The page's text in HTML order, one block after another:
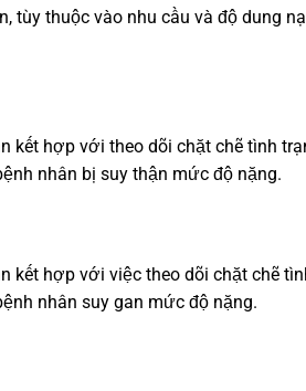
tùy thuộc vào nhu cầu và độ dung
kết hợp với theo dõi chặt chẽ tình
nhân bị suy thận mức độ nặng.
kết hợp với việc theo dõi chặt chẽ
nhân suy gan mức độ nặng.